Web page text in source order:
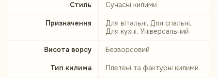
Стиль Сучасні килими
Призначення
Для вітальні, Для спальні,
Для кухні, Універсальний
Висота ворсу Безворсовий
Тип килима Плетені та фактурні килими